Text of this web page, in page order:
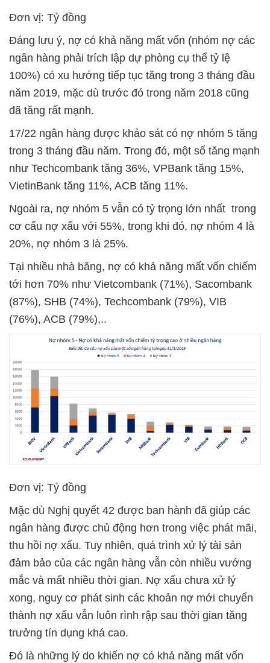
Đơn vị: Tỷ đồng
Đáng lưu ý, nợ có khả năng mất vốn (nhóm nợ các
ngân hàng phải trích lập dự phòng cụ thể tỷ lệ
100%) có xu hướng tiếp tục tăng trong 3 tháng đầu
năm 2019, mặc dù trước đó trong năm 2018 cũng
đã tăng rất mạnh.
17/22 ngân hàng được khảo sát có nợ nhóm 5 tăng
trong 3 tháng đầu năm. Trong đó, một số tăng mạnh
như Techcombank tăng 36%, VPBank tăng 15%,
VietinBank tăng 11%, ACB tăng 11%.
Ngoài ra, nợ nhóm 5 vẫn có tỷ trọng lớn nhất trong
cơ cấu nợ xấu với 55%, trong khi đó, nợ nhóm 4 là
20%, nợ nhóm 3 là 25%.
Tại nhiều nhà băng, nợ có khả năng mất vốn chiếm
tới hơn 70% như Vietcombank (71%), Sacombank
(87%), SHB (74%), Techcombank (79%), VIB
(76%), ACB (79%),..
Đơn vị: Tỷ đồng
Mặc dù Nghị quyết 42 được ban hành đã giúp các
ngân hàng được chủ động hơn trong việc phát mãi,
thu hồi nợ xấu. Tuy nhiên, quá trình xử lý tài sản
đảm bảo của các ngân hàng vẫn còn nhiều vướng
mắc và mất nhiều thời gian. Nợ xấu chưa xử lý
xong, nguy cơ phát sinh các khoản nợ mới chuyển
thành nợ xấu vẫn luôn rình rập sau thời gian tăng
trưởng tín dụng khá cao.
Đó là những lý do khiến nợ có khả năng mất vốn